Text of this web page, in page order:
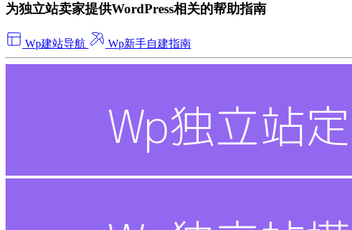
为独立站卖家提供WordPress相关的帮助指南
Wp建站导航 Wp新手自建指南